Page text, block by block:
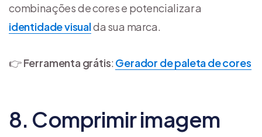
combinações de cores e potencializar a
identidade visualda sua marca.
👉Ferramenta grátis: Gerador de paleta de cores
8. Comprimir imagem